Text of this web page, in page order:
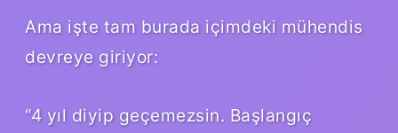
Ama işte tam burada içimdeki mühendis
devreye giriyor:
“4 yıl diyip geçemezsin. Başlangıç